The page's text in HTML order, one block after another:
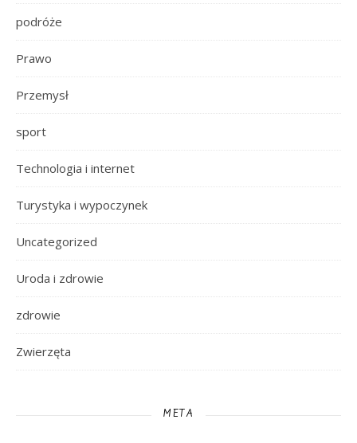
podróże
Prawo
Przemysł
sport
Technologia i internet
Turystyka i wypoczynek
Uncategorized
Uroda i zdrowie
zdrowie
Zwierzęta
META